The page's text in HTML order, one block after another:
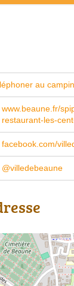
au
www.beaune.fr/
restaurant-les-
facebook.com/
@villedebeaune